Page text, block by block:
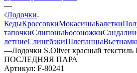
—
Лодочки
КедыКроссовкиМокасиныБалетки
тапочкиСлипоныБосоножкиСандалии
летниеСлингбэкиШлепанцы
—Лодочки S.Oliver красный текстиль
ПОСЛЕДНЯЯ ПАРА
Артикул: F-80241